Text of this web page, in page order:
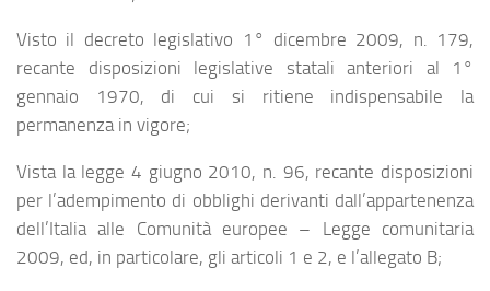
Visto il decreto legislativo 1° dicembre 2009, n. 179,
recante disposizioni legislative statali anteriori al 1°
gennaio 1970, di cui si ritiene indispensabile la
permanenza in vigore;
Vista la legge 4 giugno 2010, n. 96, recante disposizioni
per l’adempimento di obblighi derivanti dall’appartenenza
dell’Italia alle Comunità europee – Legge comunitaria
2009, ed, in particolare, gli articoli 1 e 2, e l’allegato B;